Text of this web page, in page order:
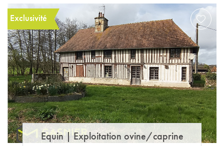
Exclusivité
Equin | Exploitation ovine/caprine